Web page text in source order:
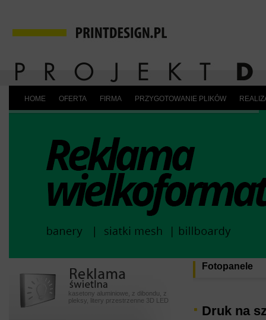
HOME OFERTA FIRMA PRZYGOTOWANIE PLIKÓW
Reklamy
swietlneeeeee
kasetony aluminiowe, z dibondu, z
pleksy, litery przestrzenne 3D LED
Fotopanele
Druk na